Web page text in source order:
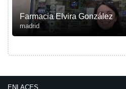
Farmacia Elvira González
madrid
ENLACES